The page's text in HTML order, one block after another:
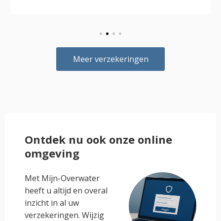
Meer verzekeringen
Ontdek nu ook onze online
omgeving
Met Mijn-Overwater
heeft u altijd en overal
inzicht in al uw
verzekeringen. Wijzig